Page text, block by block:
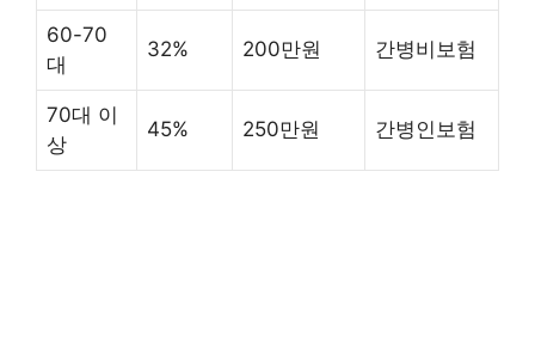
60-70
대
32% 200만원 간병비보험
70대 이
상
45% 250만원 간병인보험